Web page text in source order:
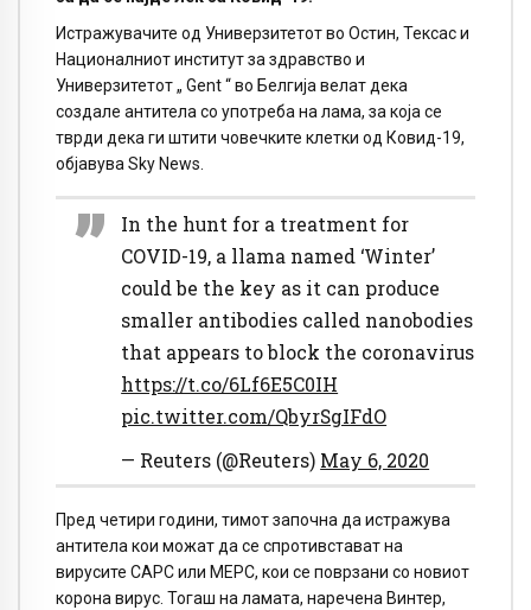
Истражувачите од Универзитетот во Остин, Тексас и
Националниот институт за здравство и
Универзитетот „ Gent “ во Белгија велат дека
создале антитела со употреба на лама, за која се
тврди дека ги штити човечките клетки од Ковид-19,
објавува Sky News.
In the hunt for a treatment for
COVID-19, a llama named ‘Winter’
could be the key as it can produce
smaller antibodies called nanobodies
that appears to block the coronavirus
https://t.co/6Lf6E5C0IH
pic.twitter.com/QbyrSgIFdO
— Reuters (@Reuters) May 6, 2020
Пред четири години, тимот започна да истражува
антитела кои можат да се спротивстават на
вирусите САРС или МЕРС, кои се поврзани со новиот
корона вирус. Тогаш на ламата, наречена Винтер,